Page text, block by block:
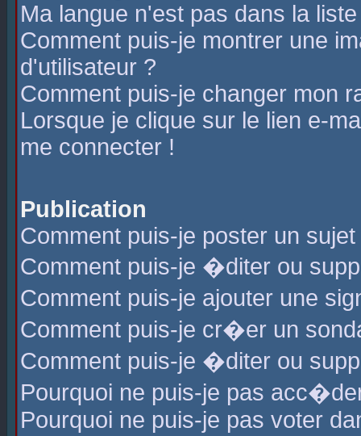
Ma langue n'est pas dans la
Comment puis-je montrer une
d'utilisateur ?
Comment puis-je changer mon
Lorsque je clique sur le lien e-
me connecter !
Publication
Comment puis-je poster un
Comment puis-je �diter ou
Comment puis-je ajouter une
Comment puis-je cr�er un
Comment puis-je �diter ou
Pourquoi ne puis-je pas
Pourquoi ne puis-je pas voter